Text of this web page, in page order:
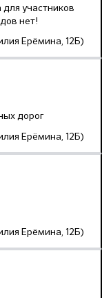
участников
нет!
Ерёмина, 12Б)
дорог
Ерёмина, 12Б)
Ерёмина, 12Б)